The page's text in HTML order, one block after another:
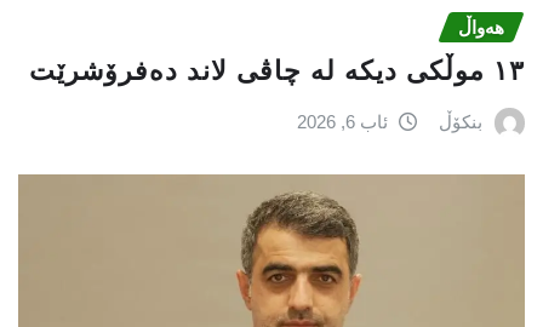
هەواڵ
١٣ موڵکی دیکە لە چاڤی لاند دەفرۆشرێت
بنکۆڵ ئاب 6, 2026